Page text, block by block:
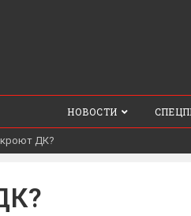
НОВОСТИ
ДК?